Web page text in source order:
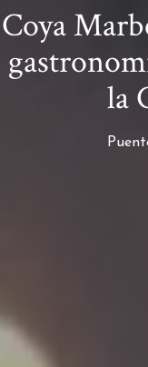
Coya
la